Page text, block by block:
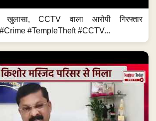
खुलासा, CCTV वाला आरोपी गिरफ्तार
#TempleTheft #CCTV...